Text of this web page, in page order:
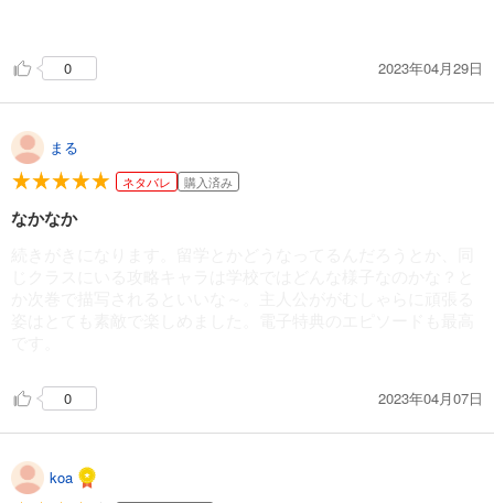
特に、必死になって悪役令嬢の振りをして乃々歌に辛く当たる
ものの、乃々歌は言葉の意味を好意的に解釈して澪の事をどん
0 2023年04月29日
まる
ネタバレ 購入済み
なかなか
0 2023年04月07日
koa